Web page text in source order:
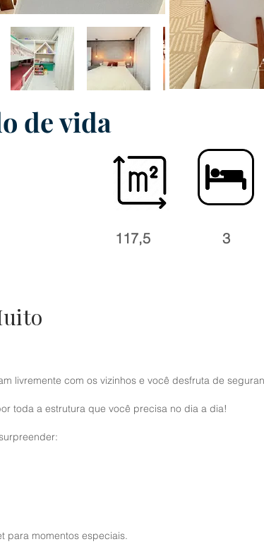
de vida
117,5 3
livremente com os vizinhos e você desfruta de
toda a estrutura que você precisa no dia a dia!
para momentos especiais.